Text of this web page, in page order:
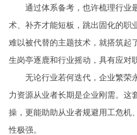
通过体系备考，也许梳理行业
术、补齐才能短板，跳出固化的职
难以被代替的主题技术，就搭筑起
生岗亭逐鹿和行业摇动，具有应对
无论行业若何迭代，企业繁荣
力资源从业者长期是企业刚需。这
操，更能助助从业者规避用工危机
性极强。